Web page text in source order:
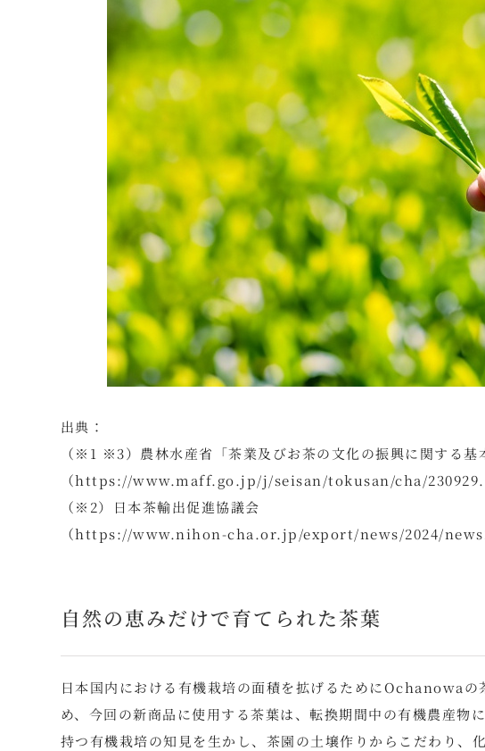
出典：
（※1 ※3）農林水産省「茶業及びお茶の文化の振興に関する基
（https://www.maff.go.jp/j/seisan/tokusan/cha/
（※2）日本茶輸出促進協議会
（https://www.nihon-cha.or.jp/export/news/2024/
自然の恵みだけで育てられた茶葉
日本国内における有機栽培の面積を拡げるためにOchanowaの
め、今回の新商品に使用する茶葉は、転換期間中の有機農産
持つ有機栽培の知見を生かし、茶園の土壌作りからこだわり、